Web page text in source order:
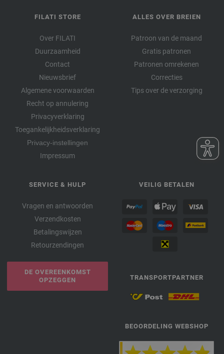
FILATI STORE
Over FILATI
Duurzaamheid
Contact
Nieuwsbrief
Algemene voorwaarden
Recht op annulering
Privacyverklaring
Toegankelijkheidsverklaring
Privacy-instellingen
Impressum
ALLES OVER BREIEN
Patroon van de maand
Gratis patronen
Patronen omrekenen
Correcties
Tips over de verzorging
SERVICE & HULP
Vragen en antwoorden
Verzendkosten
Betalingswijzen
Retourzendingen
DE OVEREENKOMST
OPZEGGEN
VEILIG BETALEN
TRANSPORTPARTNER
BEOORDELING WEBSHOP